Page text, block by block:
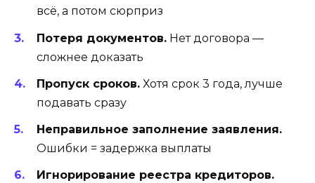
всё, а потом сюрприз
Потеря документов. Нет договора —
сложнее доказать
Пропуск сроков. Хотя срок 3 года, лучше
подавать сразу
Неправильное заполнение заявления.
Ошибки = задержка выплаты
Игнорирование реестра кредиторов.